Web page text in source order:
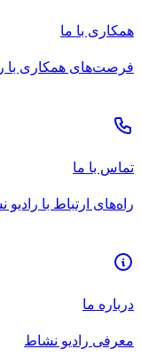
همکاری با ما
فرصت‌های همکاری با
تماس با ما
راه‌های ارتباط با رادیو
درباره ما
معرفی رادیو نشاط